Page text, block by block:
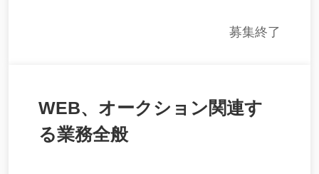
募集終了
WEB、オークション関連す
る業務全般